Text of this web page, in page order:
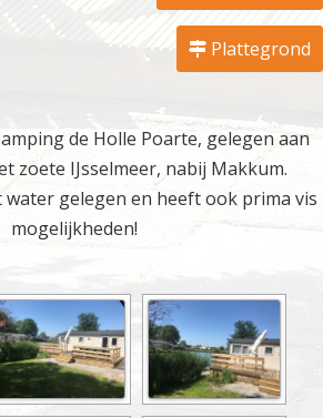
Plattegrond
de Holle Poarte, gelegen aan
zoete IJsselmeer, nabij Makkum.
water gelegen en heeft ook prima vis
mogelijkheden!